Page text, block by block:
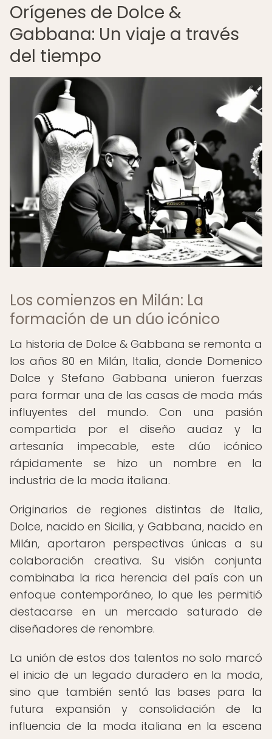
Orígenes de Dolce &
Gabbana: Un viaje a través
del tiempo
Los comienzos en Milán: La
formación de un dúo icónico
La historia de Dolce & Gabbana se remonta a
los años 80 en Milán, Italia, donde Domenico
Dolce y Stefano Gabbana unieron fuerzas
para formar una de las casas de moda más
influyentes del mundo. Con una pasión
compartida por el diseño audaz y la
artesanía impecable, este dúo icónico
rápidamente se hizo un nombre en la
industria de la moda italiana.
Originarios de regiones distintas de Italia,
Dolce, nacido en Sicilia, y Gabbana, nacido en
Milán, aportaron perspectivas únicas a su
colaboración creativa. Su visión conjunta
combinaba la rica herencia del país con un
enfoque contemporáneo, lo que les permitió
destacarse en un mercado saturado de
diseñadores de renombre.
La unión de estos dos talentos no solo marcó
el inicio de un legado duradero en la moda,
sino que también sentó las bases para la
futura expansión y consolidación de la
influencia de la moda italiana en la escena